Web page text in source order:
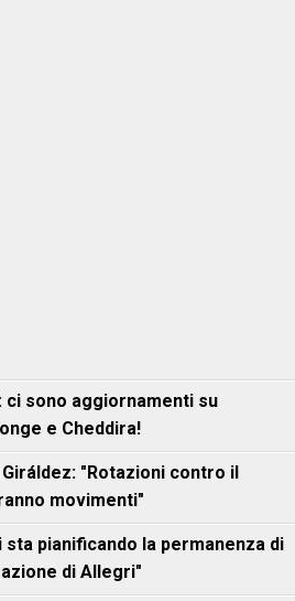
ci sono aggiornamenti su
e Cheddira!
"Rotazioni contro il
movimenti"
sta pianificando la permanenza di
di Allegri"